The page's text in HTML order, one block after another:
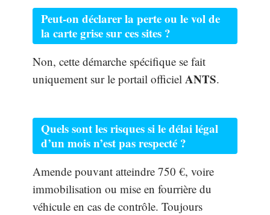
Peut-on déclarer la perte ou le vol de
la carte grise sur ces sites ?
Non, cette démarche spécifique se fait
uniquement sur le portail officiel ANTS.
Quels sont les risques si le délai légal
d’un mois n’est pas respecté ?
Amende pouvant atteindre 750 €, voire
immobilisation ou mise en fourrière du
véhicule en cas de contrôle. Toujours